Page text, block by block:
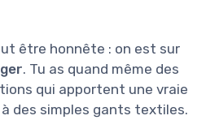
être honnête : on est sur
. Tu as quand même des
qui apportent une vraie
des simples gants textiles.